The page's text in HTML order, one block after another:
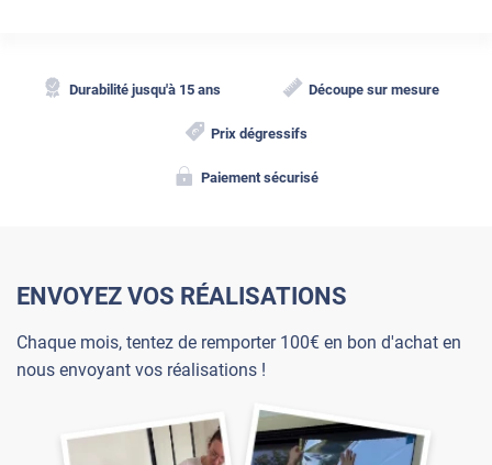
Durabilité jusqu'à 15 ans Découpe sur mesure
Prix dégressifs
Paiement sécurisé
ENVOYEZ VOS RÉALISATIONS
Chaque mois, tentez de remporter 100€ en bon d'achat en
nous envoyant vos réalisations !